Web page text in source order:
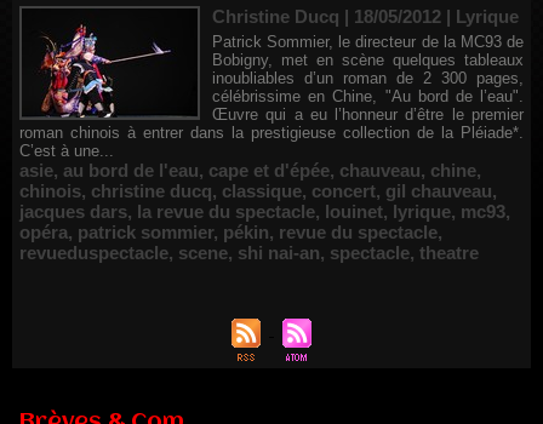
Christine Ducq | 18/05/2012 | Lyrique
Patrick Sommier, le directeur de la MC93 de
Bobigny, met en scène quelques tableaux
inoubliables d’un roman de 2 300 pages,
célébrissime en Chine, "Au bord de l’eau".
Œuvre qui a eu l’honneur d’être le premier
roman chinois à entrer dans la prestigieuse collection de la Pléiade*.
C’est à une...
asie, au bord de l'eau, cape et d'épée, chauveau, chine,
chinois, christine ducq, classique, concert, gil chauveau,
jacques dars, la revue du spectacle, louinet, lyrique, mc93,
opéra, patrick sommier, pékin, revue du spectacle,
revueduspectacle, scene, shi nai-an, spectacle, theatre